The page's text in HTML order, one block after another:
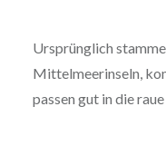
Ursprünglich
Mittelmeerinseln,
passen gut in die